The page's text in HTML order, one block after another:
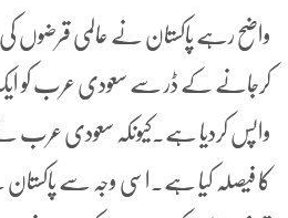
واضح رہے پاکستان نے عالمی قرضوں کی
کرجانے کے ڈر سے سعودی عرب کو
واپس کردیا ہے۔کیونکہ سعودی عرب نے
کا فیصلہ کیا ہے۔اسی وجہ سے